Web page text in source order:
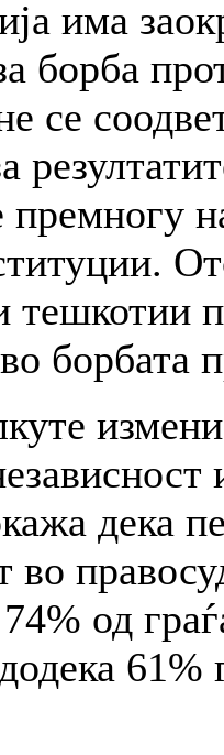
има
борба
се
премногу
тешкотии
борбата
дека
во
од
61%